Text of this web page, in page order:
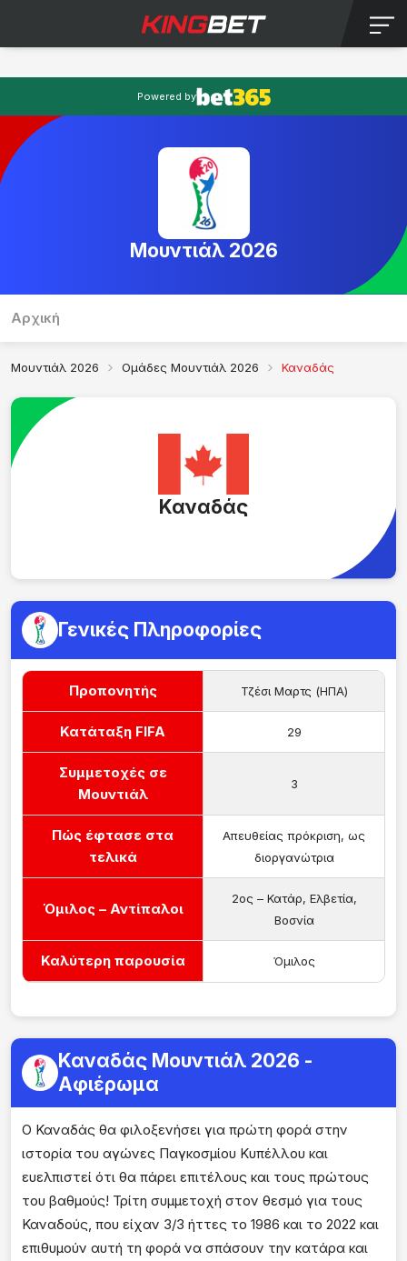
Powered by
Μουντιάλ 2026
Αρχική
Μουντιάλ 2026 Ομάδες Μουντιάλ 2026 Καναδάς
Καναδάς
Γενικές Πληροφορίες
Προπονητής Τζέσι Μαρτς (ΗΠΑ)
Κατάταξη FIFA 29
Συμμετοχές σε
Μουντιάλ
3
Πώς έφτασε στα
τελικά
Απευθείας πρόκριση, ως
διοργανώτρια
Όμιλος – Αντίπαλοι
2ος – Κατάρ, Ελβετία,
Βοσνία
Καλύτερη παρουσία Όμιλος
Καναδάς Μουντιάλ 2026 -
Αφιέρωμα
Ο Καναδάς θα φιλοξενήσει για πρώτη φορά στην
ιστορία του αγώνες Παγκοσμίου Κυπέλλου και
ευελπιστεί ότι θα πάρει επιτέλους και τους πρώτους
του βαθμούς! Τρίτη συμμετοχή στον θεσμό για τους
Καναδούς, που είχαν 3/3 ήττες το 1986 και το 2022 και
επιθυμούν αυτή τη φορά να σπάσουν την κατάρα και